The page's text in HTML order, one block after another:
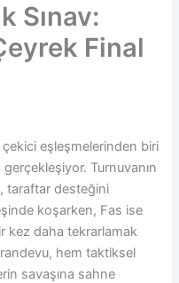
Sınav:
Final
çekici eşleşmelerinden biri
Turnuvanın
taraftar desteğini
koşarken, Fas ise
kez daha tekrarlamak
hem taktiksel
savaşına sahne